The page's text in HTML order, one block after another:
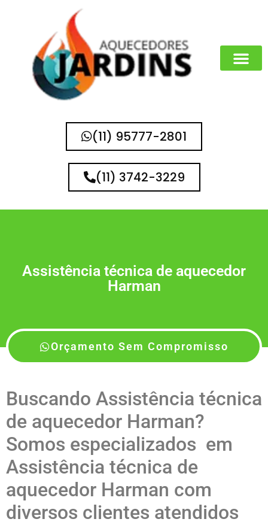
(11) 95777-2801
(11) 3742-3229
Assistência técnica de aquecedor
Harman
Orçamento Sem Compromisso
Buscando Assistência técnica
de aquecedor Harman?
Somos especializados em
Assistência técnica de
aquecedor Harman com
diversos clientes atendidos